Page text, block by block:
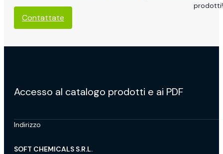
prodotti!
Contattate
Accesso al catalogo prodotti e ai PDF
Indirizzo
SOFT CHEMICALS S.R.L.